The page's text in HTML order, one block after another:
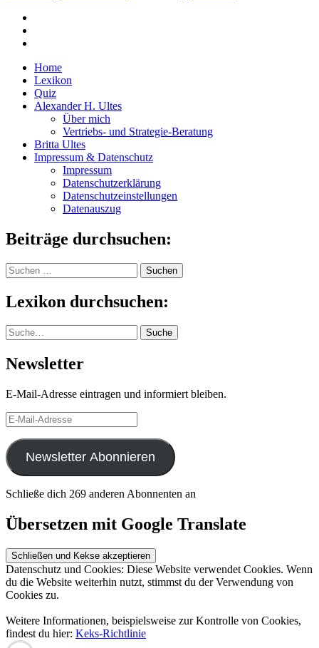
Home
Lexikon
Quiz
Alexander H. Ultes
Über mich
Vertriebs- und Strategie-Beratung
Britta Ultes
Impressum & Datenschutz
Impressum
Datenschutzerklärung
Datenschutzeinstellungen
Datenauszug
Beiträge durchsuchen:
Suchen
nach:
Lexikon durchsuchen:
Suche Suche
Newsletter
E-Mail-Adresse eintragen und informiert bleiben.
E-
Mail-
Adresse
Newsletter Abonnieren
Schließe dich 269 anderen Abonnenten an
Übersetzen mit Google Translate
Datenschutz und Cookies: Diese Website verwendet Cookies. Wenn
du die Website weiterhin nutzt, stimmst du der Verwendung von
Cookies zu.
Weitere Informationen, beispielsweise zur Kontrolle von Cookies,
findest du hier: Keks-Richtlinie